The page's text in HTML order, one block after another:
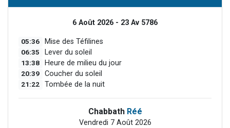
6 Août 2026 - 23 Av 5786
05:36 Mise des Téfilines
06:35 Lever du soleil
13:38 Heure de milieu du jour
20:39 Coucher du soleil
21:22 Tombée de la nuit
Chabbath Réé
Vendredi 7 Août 2026